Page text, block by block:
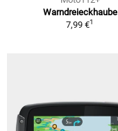
Warndreieckhaube
7,99 €1